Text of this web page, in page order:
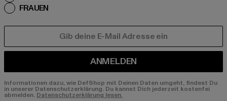
FRAUEN
ANMELDEN
Informationen dazu, wie DefShop mit Deinen Daten umgeht, findest Du
in unserer Datenschutzerklärung. Du kannst Dich jederzeit kostenfei
abmelden. Datenschutzerklärung lesen.